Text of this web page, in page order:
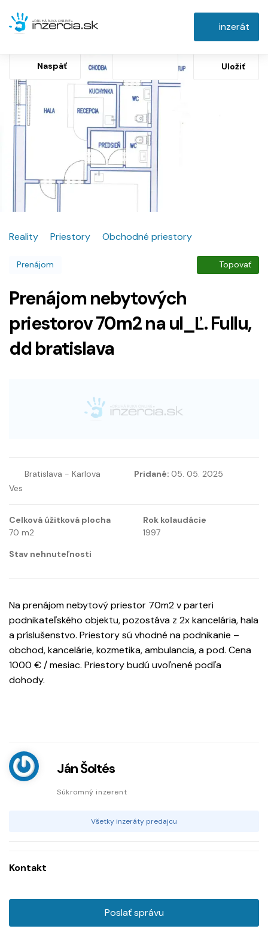
inzerát
Naspäť Uložiť
Reality Priestory Obchodné priestory
Prenájom Topovať
Prenájom nebytových
priestorov 70m2 na ul_Ľ. Fullu,
dd bratislava
Bratislava - Karlova
Ves
Pridané: 05. 05. 2025
Celková úžitková plocha
70 m2
Rok kolaudácie
1997
Stav nehnuteľnosti
Na prenájom nebytový priestor 70m2 v parteri
podnikateľského objektu, pozostáva z 2x kancelária, hala
a príslušenstvo. Priestory sú vhodné na podnikanie –
obchod, kancelárie, kozmetika, ambulancia, a pod. Cena
1000 € / mesiac. Priestory budú uvoľnené podľa
dohody.
Ján Šoltés
Súkromný inzerent
Všetky inzeráty predajcu
Kontakt
Poslať správu